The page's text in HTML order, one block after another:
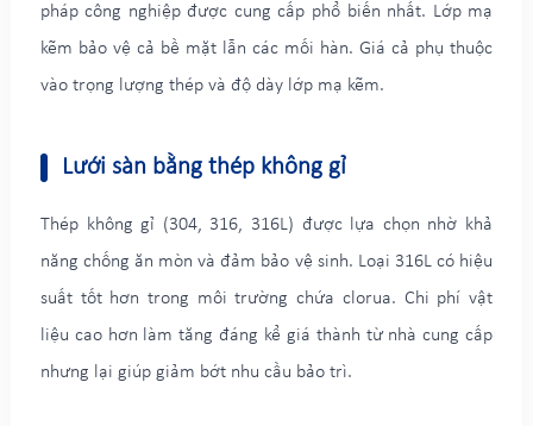
pháp công nghiệp được cung cấp phổ biến nhất. Lớp mạ
kẽm bảo vệ cả bề mặt lẫn các mối hàn. Giá cả phụ thuộc
vào trọng lượng thép và độ dày lớp mạ kẽm.
Lưới sàn bằng thép không gỉ
Thép không gỉ (304, 316, 316L) được lựa chọn nhờ khả
năng chống ăn mòn và đảm bảo vệ sinh. Loại 316L có hiệu
suất tốt hơn trong môi trường chứa clorua. Chi phí vật
liệu cao hơn làm tăng đáng kể giá thành từ nhà cung cấp
nhưng lại giúp giảm bớt nhu cầu bảo trì.